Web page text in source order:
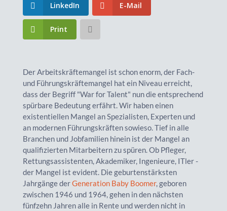
LinkedIn E-Mail
Print
Der Arbeitskräftemangel ist schon enorm, der Fach-
und Führungskräftemangel hat ein Niveau erreicht,
dass der Begriff "War for Talent" nun die entsprechend
spürbare Bedeutung erfährt. Wir haben einen
existentiellen Mangel an Spezialisten, Experten und
an modernen Führungskräften sowieso. Tief in alle
Branchen und Jobfamilien hinein ist der Mangel an
qualifizierten Mitarbeitern zu spüren. Ob Pfleger,
Rettungsassistenten, Akademiker, Ingenieure, ITler -
der Mangel ist evident. Die geburtenstärksten
Jahrgänge derGeneration Baby Boomer, geboren
zwischen 1946 und 1964, gehen in den nächsten
fünfzehn Jahren alle in Rente und werden nicht in